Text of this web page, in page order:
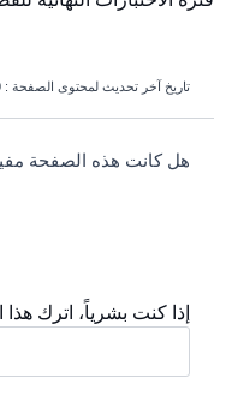
تاريخ آخر تحديث لمحتوى الصفحة : 10
survey_v2
هل كانت هذه الصفحة
إذا كنت بشرياً، اترك هذا